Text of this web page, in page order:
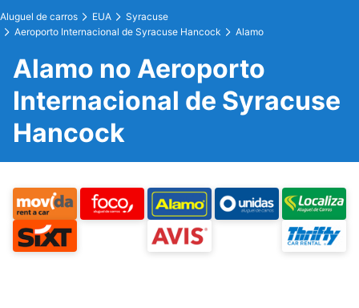
Aluguel de carros EUA
Syracuse
Aeroporto Internacional de Syracuse Hancock
Alamo
Alamo no Aeroporto
Internacional de Syracuse
Hancock